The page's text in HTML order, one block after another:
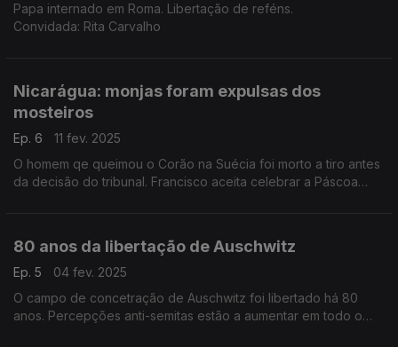
Papa internado em Roma. Libertação de reféns.
Convidada: Rita Carvalho
Nicarágua: monjas foram expulsas dos
mosteiros
Ep. 6
11 fev. 2025
O homem qe queimou o Corão na Suécia foi morto a tiro antes
da decisão do tribunal. Francisco aceita celebrar a Páscoa
80 anos da libertação de Auschwitz
Ep. 5
04 fev. 2025
O campo de concetração de Auschwitz foi libertado há 80
anos. Percepções anti-semitas estão a aumentar em todo o